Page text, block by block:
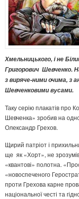
Хмельницького, і не
Григорович Шевченко.
з виряче-ними очима, з
Шевченковими вусами.
Таку серію плакатів про
Шевченка» зробив на
Олександр Грехов.
Щирий патріот і
ще як «Хорт», не
«квантові» полотна.
«новоспеченого
проти Грехова карне
національної честі та